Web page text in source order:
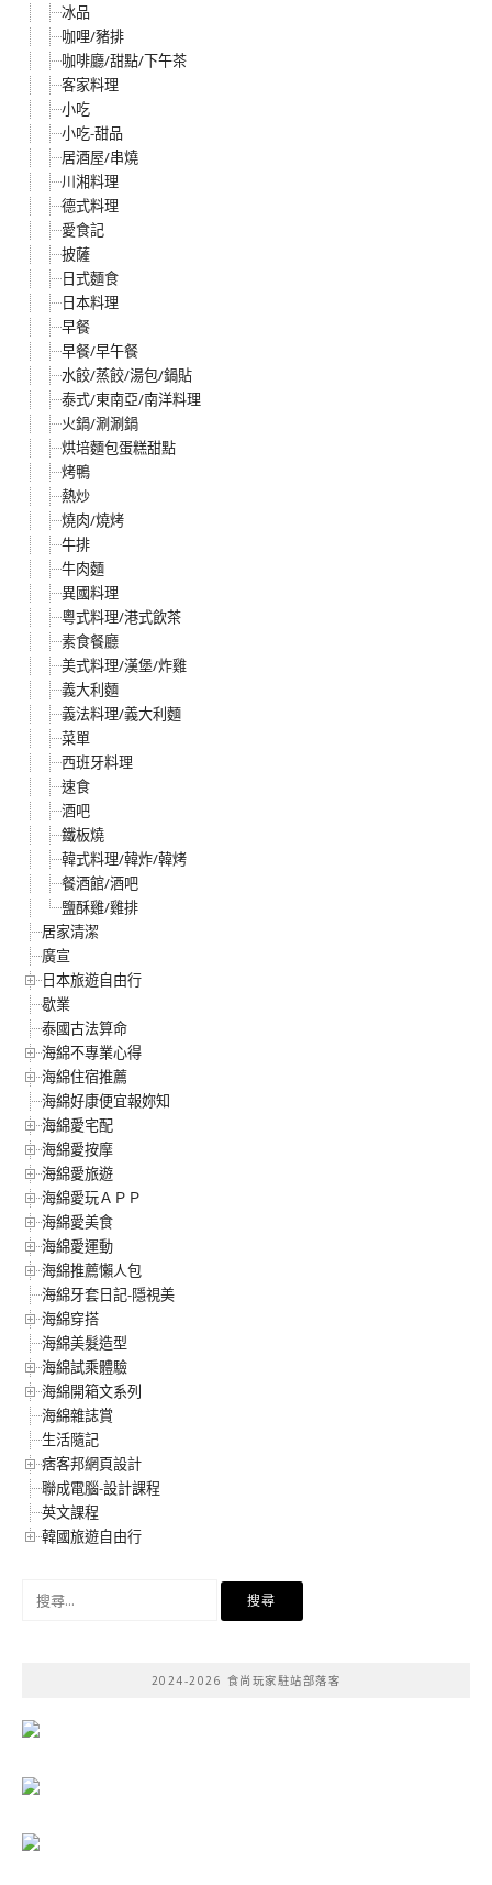
冰品
咖哩/豬排
咖啡廳/甜點/下午茶
客家料理
小吃
小吃-甜品
居酒屋/串燒
川湘料理
德式料理
愛食記
披薩
日式麵食
日本料理
早餐
早餐/早午餐
水餃/蒸餃/湯包/鍋貼
泰式/東南亞/南洋料理
火鍋/涮涮鍋
烘培麵包蛋糕甜點
烤鴨
熱炒
燒肉/燒烤
牛排
牛肉麵
異國料理
粵式料理/港式飲茶
素食餐廳
美式料理/漢堡/炸雞
義大利麵
義法料理/義大利麵
菜單
西班牙料理
速食
酒吧
鐵板燒
韓式料理/韓炸/韓烤
餐酒館/酒吧
鹽酥雞/雞排
居家清潔
廣宣
日本旅遊自由行
歇業
泰國古法算命
海綿不專業心得
海綿住宿推薦
海綿好康便宜報妳知
海綿愛宅配
海綿愛按摩
海綿愛旅遊
海綿愛玩ＡＰＰ
海綿愛美食
海綿愛運動
海綿推薦懶人包
海綿牙套日記-隱視美
海綿穿搭
海綿美髮造型
海綿試乘體驗
海綿開箱文系列
海綿雜誌賞
生活隨記
痞客邦網頁設計
聯成電腦-設計課程
英文課程
韓國旅遊自由行
2024-2026 食尚玩家駐站部落客